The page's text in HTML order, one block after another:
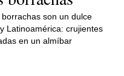
son un dulce
Latinoamérica: crujientes
en un almíbar